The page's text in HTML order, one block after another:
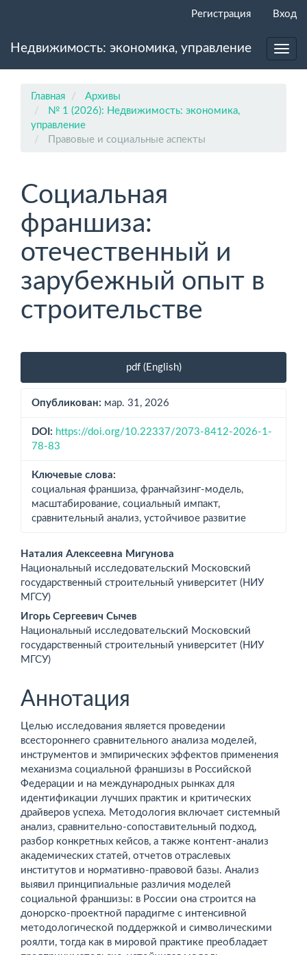
Основное
панель
Регистрация Вход
Недвижимость: экономика, управление
Главная
Архивы
№ 1 (2026): Недвижимость: экономика,
управление
Правовые и социальные аспекты
Социальная
франшиза:
отечественный и
зарубежный опыт в
строительстве
Боковая
панель
статьи
pdf (English)
Опубликован: мар. 31, 2026
DOI: https://doi.org/10.22337/2073-8412-2026-1-
78-83
Ключевые слова:
социальная франшиза, франчайзинг-модель,
масштабирование, социальный импакт,
сравнительный анализ, устойчивое развитие
Основное
содержимое
статьи
Наталия Алексеевна Мигунова
Национальный исследовательский Московский
государственный строительный университет (НИУ
МГСУ)
Игорь Сергеевич Сычев
Национальный исследовательский Московский
государственный строительный университет (НИУ
МГСУ)
Аннотация
Целью исследования является проведении
всестороннего сравнительного анализа моделей,
инструментов и эмпирических эффектов применения
механизма социальной франшизы в Российской
Федерации и на международных рынках для
идентификации лучших практик и критических
драйверов успеха. Методология включает системный
анализ, сравнительно-сопоставительный подход,
разбор конкретных кейсов, а также контент-анализ
академических статей, отчетов отраслевых
институтов и нормативно-правовой базы. Анализ
выявил принципиальные различия моделей
социальной франшизы: в России она строится на
донорско-проектной парадигме с интенсивной
методологической поддержкой и символическими
роялти, тогда как в мировой практике преобладает